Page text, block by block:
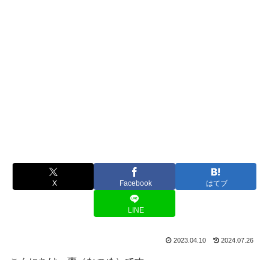
X Facebook はてブ
LINE
2023.04.10 2024.07.26